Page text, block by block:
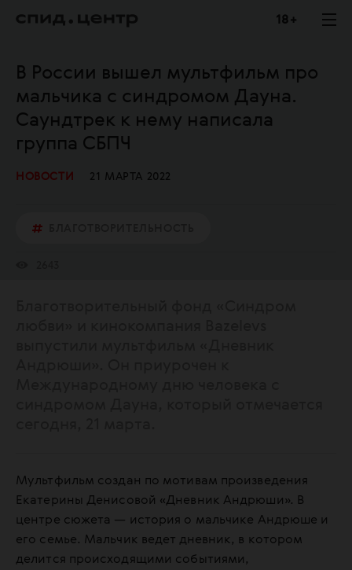
18 +
В России вышел мультфильм про
мальчика с синдромом Дауна.
Саундтрек к нему написала
группа СБПЧ
НОВОСТИ 21 МАРТА 2022
Мультфильм создан по мотивам произведения
Екатерины Денисовой «Дневник Андрюши». В
центре сюжета — история о мальчике Андрюше и
его семье. Мальчик ведет дневник, в котором
делится происходящими событиями,